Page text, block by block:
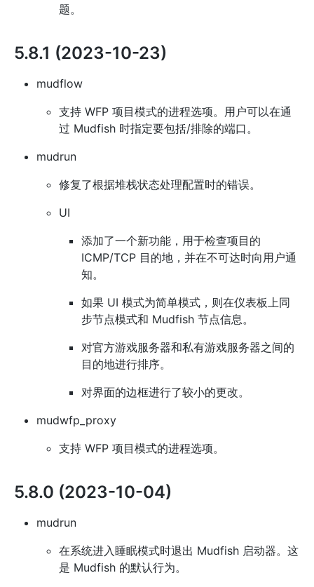
题。
5.8.1 (2023-10-23)
mudflow
支持 WFP 项目模式的进程选项。用户可以在通
过 Mudfish 时指定要包括/排除的端口。
mudrun
修复了根据堆栈状态处理配置时的错误。
UI
添加了一个新功能，用于检查项目的
ICMP/TCP 目的地，并在不可达时向用户通
知。
如果 UI 模式为简单模式，则在仪表板上同
步节点模式和 Mudfish 节点信息。
对官方游戏服务器和私有游戏服务器之间的
目的地进行排序。
对界面的边框进行了较小的更改。
mudwfp_proxy
支持 WFP 项目模式的进程选项。
5.8.0 (2023-10-04)
mudrun
在系统进入睡眠模式时退出 Mudfish 启动器。这
是 Mudfish 的默认行为。